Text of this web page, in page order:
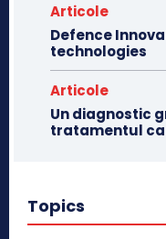
Articole
Defence
technologies
Articole
Un diagnostic
tratamentul
Topics